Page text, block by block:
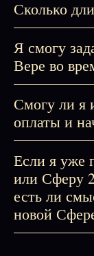
Сколько
Я смогу
Вере во
Смогу ли я
оплаты и
Если я уже
или Сферу
есть ли
новой